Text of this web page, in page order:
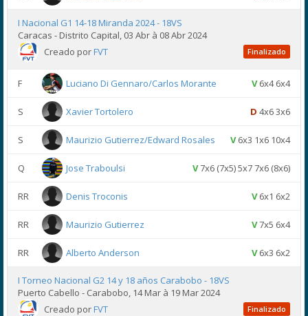
I Nacional G1 14-18 Miranda 2024 - 18VS
Caracas - Distrito Capital, 03 Abr à 08 Abr 2024
Creado porFVT Finalizado
F Luciano Di Gennaro/Carlos Morante V6x4 6x4
S Xavier Tortolero D 4x6 3x6
S Maurizio Gutierrez/Edward Rosales V6x3 1x6 10x4
Q Jose Traboulsi V7x6 (7x5) 5x7 7x6 (8x6)
RR Denis Troconis V6x1 6x2
RR Maurizio Gutierrez V7x5 6x4
RR Alberto Anderson V6x3 6x2
I Torneo Nacional G2 14 y 18 años Carabobo - 18VS
Puerto Cabello - Carabobo, 14 Mar à 19 Mar 2024
Creado porFVT Finalizado